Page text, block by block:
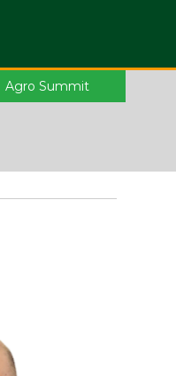
Agro Summit